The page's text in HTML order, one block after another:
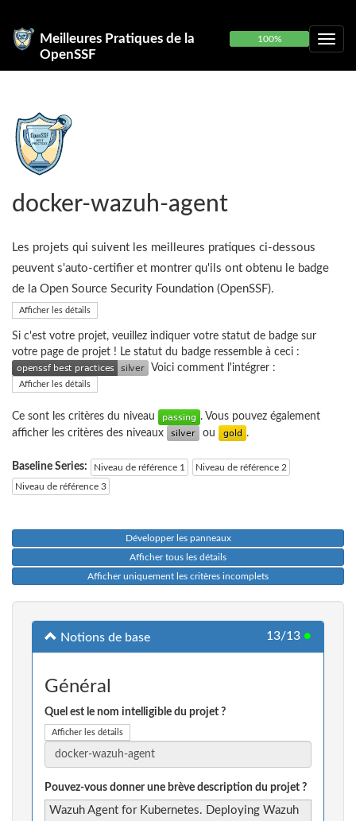
Meilleures Pratiques de la
OpenSSF
100%
docker-wazuh-agent
Les projets qui suivent les meilleures pratiques ci-dessous
peuvent s'auto-certifier et montrer qu'ils ont obtenu le badge
de la Open Source Security Foundation (OpenSSF).
Afficher les détails
Si c'est votre projet, veuillez indiquer votre statut de badge sur
votre page de projet ! Le statut du badge ressemble à ceci :
Voici comment l'intégrer :
Afficher les détails
Ce sont les critères du niveau
. Vous pouvez également
afficher les critères des niveaux
ou .
Baseline Series: Niveau de référence 1
Niveau de référence 2
Niveau de référence 3
Développer les panneaux
Afficher tous les détails
Afficher uniquement les critères incomplets
Notions de base 13/13 ●
Général
Quel est le nom intelligible du projet ?
Afficher les détails
Pouvez-vous donner une brève description du projet ?
Wazuh Agent for Kubernetes. Deploying Wazuh